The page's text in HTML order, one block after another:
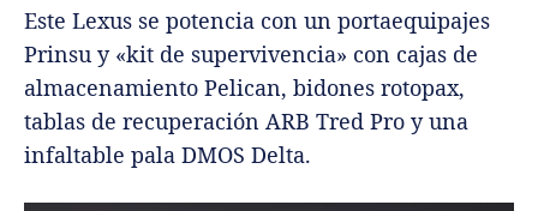
Este Lexus se potencia con un portaequipajes
Prinsu y «kit de supervivencia» con cajas de
almacenamiento Pelican, bidones rotopax,
tablas de recuperación ARB Tred Pro y una
infaltable pala DMOS Delta.